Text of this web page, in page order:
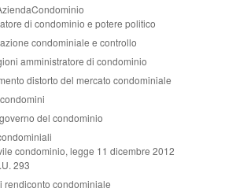
di condominio e potere politico
condominiale e controllo
amministratore di condominio
distorto del mercato condominiale
del condominio
condominio, legge 11 dicembre 2012
293
rendiconto condominiale